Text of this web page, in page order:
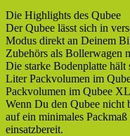
Die Highlights des Qubee
Der Qubee lässt sich in
Modus direkt an Deinem
Zubehörs als Bollerwagen
Die starke Bodenplatte hält
Liter Packvolumen im
Packvolumen im Qubee
Wenn Du den Qubee nicht
auf ein minimales
einsatzbereit.